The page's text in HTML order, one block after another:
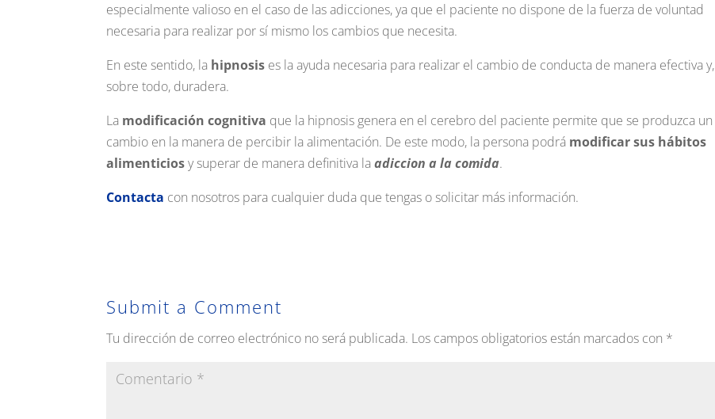
especialmente valioso en el caso de las adicciones, ya que el paciente no dispone de la fuerza de voluntad
necesaria para realizar por sí mismo los cambios que necesita.
En este sentido, la hipnosis es la ayuda necesaria para realizar el cambio de conducta de manera efectiva y,
sobre todo, duradera.
La modificación cognitiva que la hipnosis genera en el cerebro del paciente permite que se produzca un
cambio en la manera de percibir la alimentación. De este modo, la persona podrá modificar sus hábitos
alimenticiosy superar de manera definitiva laadiccion a la comida.
Contacta con nosotros para cualquier duda que tengas o solicitar más información.
Submit a Comment
Tu dirección de correo electrónico no será publicada. Los campos obligatorios están marcados con *